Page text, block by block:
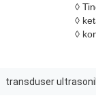
◊
◊
◊
transduser